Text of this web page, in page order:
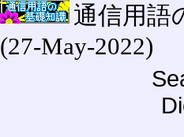
通信用語
(27-May-2022)